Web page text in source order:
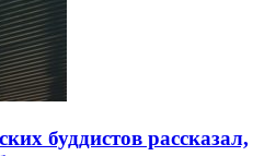
буддистов рассказал,